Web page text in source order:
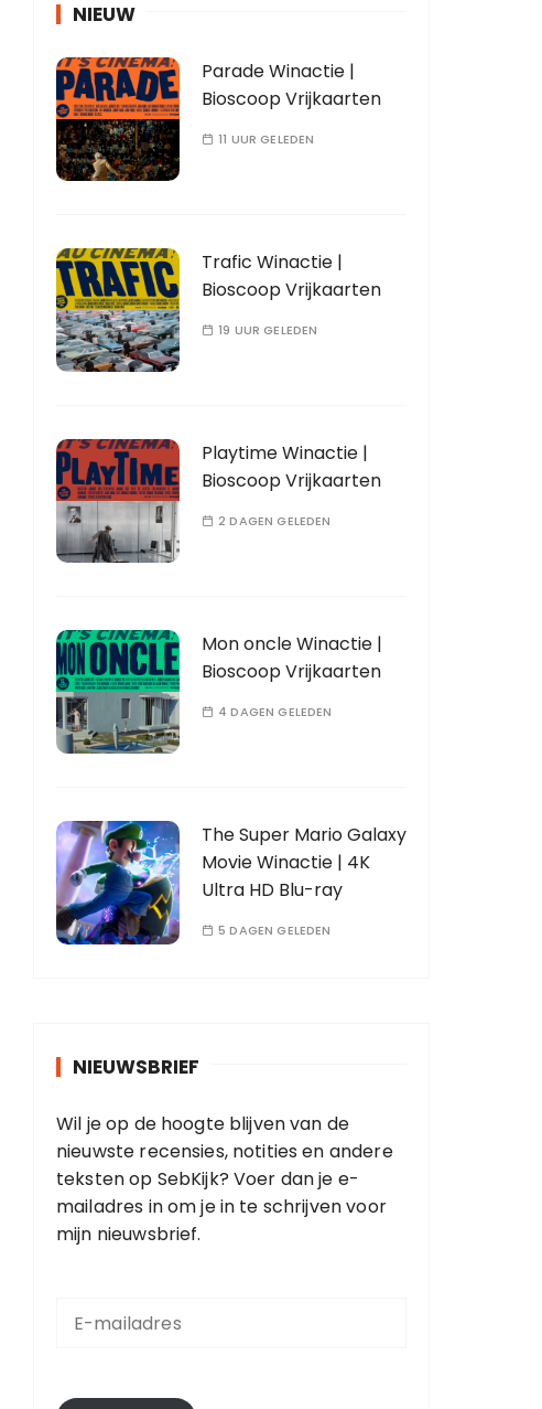
NIEUW
Parade Winactie |
Bioscoop Vrijkaarten
11 UUR GELEDEN
Trafic Winactie |
Bioscoop Vrijkaarten
19 UUR GELEDEN
Playtime Winactie |
Bioscoop Vrijkaarten
2 DAGEN GELEDEN
Mon oncle Winactie |
Bioscoop Vrijkaarten
4 DAGEN GELEDEN
The Super Mario Galaxy
Movie Winactie | 4K
Ultra HD Blu-ray
5 DAGEN GELEDEN
NIEUWSBRIEF
Wil je op de hoogte blijven van de
nieuwste recensies, notities en andere
teksten op SebKijk? Voer dan je e-
mailadres in om je in te schrijven voor
mijn nieuwsbrief.